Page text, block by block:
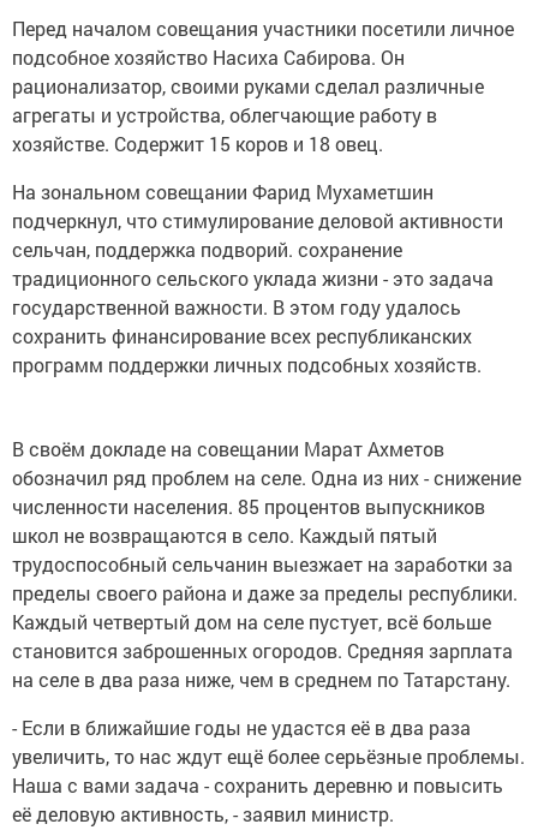
Перед началом совещания участники посетили личное
подсобное хозяйство Насиха Сабирова. Он
рационализатор, своими руками сделал различные
агрегаты и устройства, облегчающие работу в
хозяйстве. Содержит 15 коров и 18 овец.
На зональном совещании Фарид Мухаметшин
подчеркнул, что стимулирование деловой активности
сельчан, поддержка подворий. сохранение
традиционного сельского уклада жизни - это задача
государственной важности. В этом году удалось
сохранить финансирование всех республиканских
программ поддержки личных подсобных хозяйств.
В своём докладе на совещании Марат Ахметов
обозначил ряд проблем на селе. Одна из них - снижение
численности населения. 85 процентов выпускников
школ не возвращаются в село. Каждый пятый
трудоспособный сельчанин выезжает на заработки за
пределы своего района и даже за пределы республики.
Каждый четвертый дом на селе пустует, всё больше
становится заброшенных огородов. Средняя зарплата
на селе в два раза ниже, чем в среднем по Татарстану.
- Если в ближайшие годы не удастся её в два раза
увеличить, то нас ждут ещё более серьёзные проблемы.
Наша с вами задача - сохранить деревню и повысить
её деловую активность, - заявил министр.